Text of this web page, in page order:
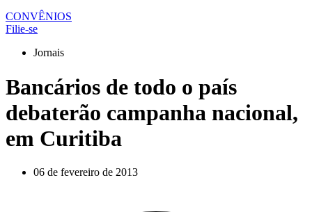
CONVÊNIOS
Filie-se
Jornais
Bancários de todo o país
debaterão campanha nacional,
em Curitiba
06 de fevereiro de 2013